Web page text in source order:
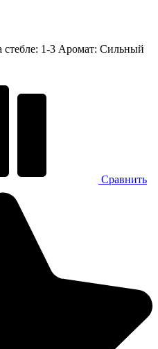
стебле: 1-3 Аромат: Сильный
Сравнить